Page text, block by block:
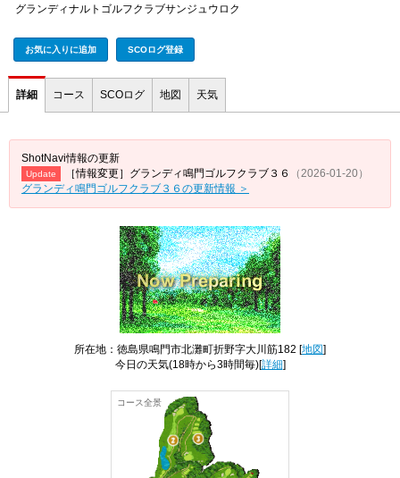
グランディナルトゴルフクラブサンジュウロク
お気に入りに追加 SCOログ登録
詳細 コース SCOログ 地図 天気
ShotNavi情報の更新
Update ［情報変更］グランディ鳴門ゴルフクラブ３６
（2026-01-20）
グランディ鳴門ゴルフクラブ３６の更新情報 ＞
所在地：徳島県鳴門市北灘町折野字大川筋182 [地図]
今日の天気(18時から3時間毎)[詳細]
コース全景